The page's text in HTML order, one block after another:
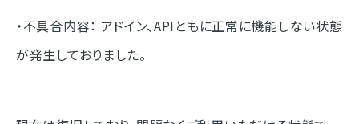
・不具合内容： アドイン、APIともに正常に機能しない状態
が発生しておりました。